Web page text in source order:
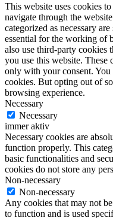
This website uses cookies
navigate through the
categorized as necessary
essential for the working of
also use third-party cookies
you use this website.
only with your consent. You
cookies. But opting out of
browsing experience.
Necessary
Necessary
immer aktiv
Necessary cookies are
function properly. This
basic functionalities and
cookies do not store any
Non-necessary
Non-necessary
Any cookies that may not
to function and is used